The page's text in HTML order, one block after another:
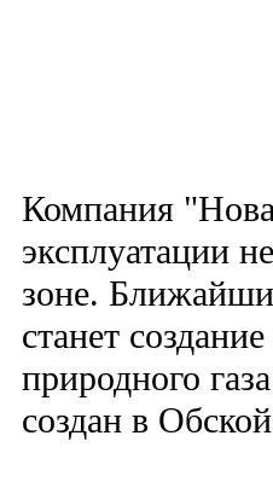
Компания
эксплуатации
зоне.
станет
природного
создан в